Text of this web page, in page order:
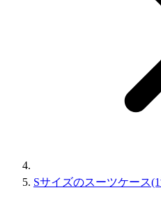
Sサイズのスーツケース